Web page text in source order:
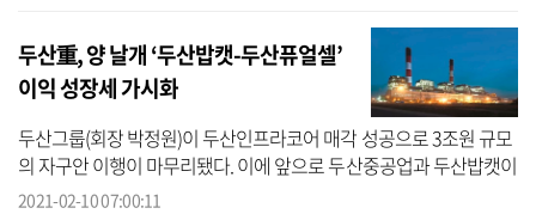
두산重, 양 날개 ‘두산밥캣-두산퓨얼셀’
이익 성장세 가시화
두산그룹(회장 박정원)이 두산인프라코어 매각 성공으로 3조원 규모
의 자구안 이행이 마무리됐다. 이에 앞으로 두산중공업과 두산밥캣이
두산그룹의 핵심 매출원 역할을 맡게 된 가운데 두산퓨얼셀이 가속
2021-02-10 07:00:11